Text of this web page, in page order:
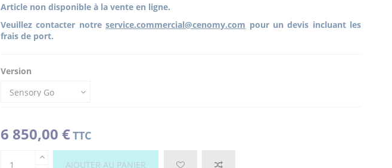
Article non disponible à la vente en ligne.
Veuillez contacter notreservice.commercial@cenomy.com pour un devis incluant les
frais de port.
Version
6 850,00 €TTC
AJOUTER AU PANIER